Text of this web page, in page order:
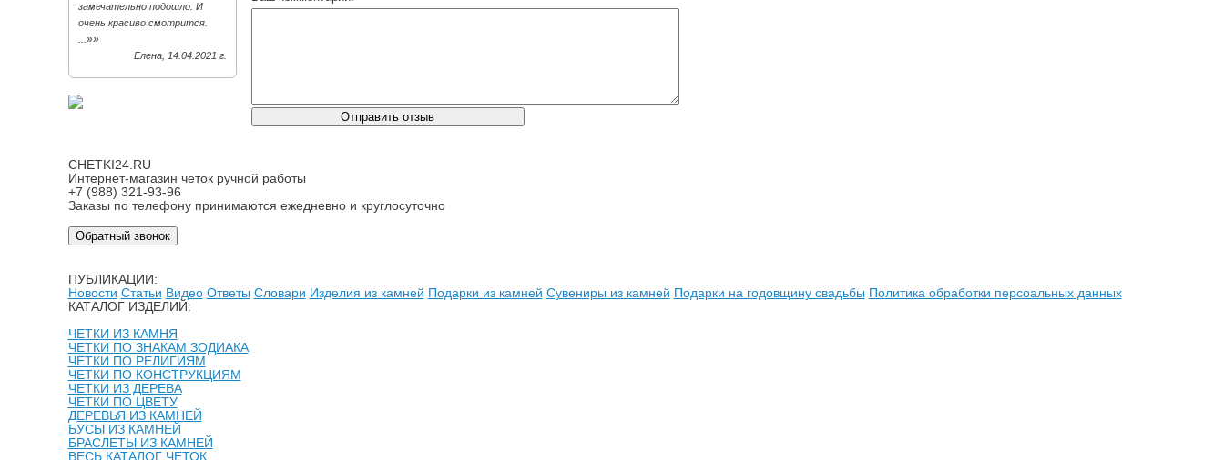
замечательно подошло. И
очень красиво смотрится.
»»
Елена, 14.04.2021 г.
CHETKI24.RU
Интернет-магазин четок ручной работы
+7 (988) 321-93-96
Заказы по телефону принимаются ежедневно и круглосуточно
Обратный звонок
ПУБЛИКАЦИИ:
Новости Статьи Видео Ответы Словари Изделия из камней Подарки из камней Сувениры из камней Подарки на годовщину свадьбы Политика обработки персоальных данных
КАТАЛОГ ИЗДЕЛИЙ:
ЧЕТКИ ИЗ КАМНЯ
ЧЕТКИ ПО ЗНАКАМ ЗОДИАКА
ЧЕТКИ ПО РЕЛИГИЯМ
ЧЕТКИ ПО КОНСТРУКЦИЯМ
ЧЕТКИ ИЗ ДЕРЕВА
ЧЕТКИ ПО ЦВЕТУ
ДЕРЕВЬЯ ИЗ КАМНЕЙ
БУСЫ ИЗ КАМНЕЙ
БРАСЛЕТЫ ИЗ КАМНЕЙ
ВЕСЬ КАТАЛОГ ЧЕТОК